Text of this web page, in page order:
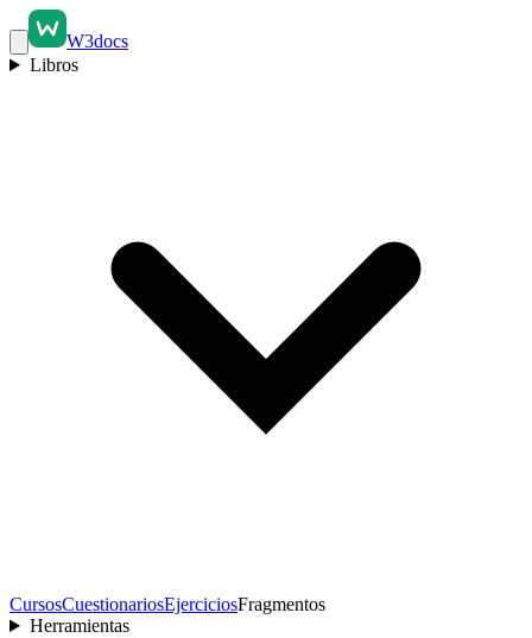
W3docs
Libros
CursosCuestionariosEjerciciosFragmentos
Herramientas